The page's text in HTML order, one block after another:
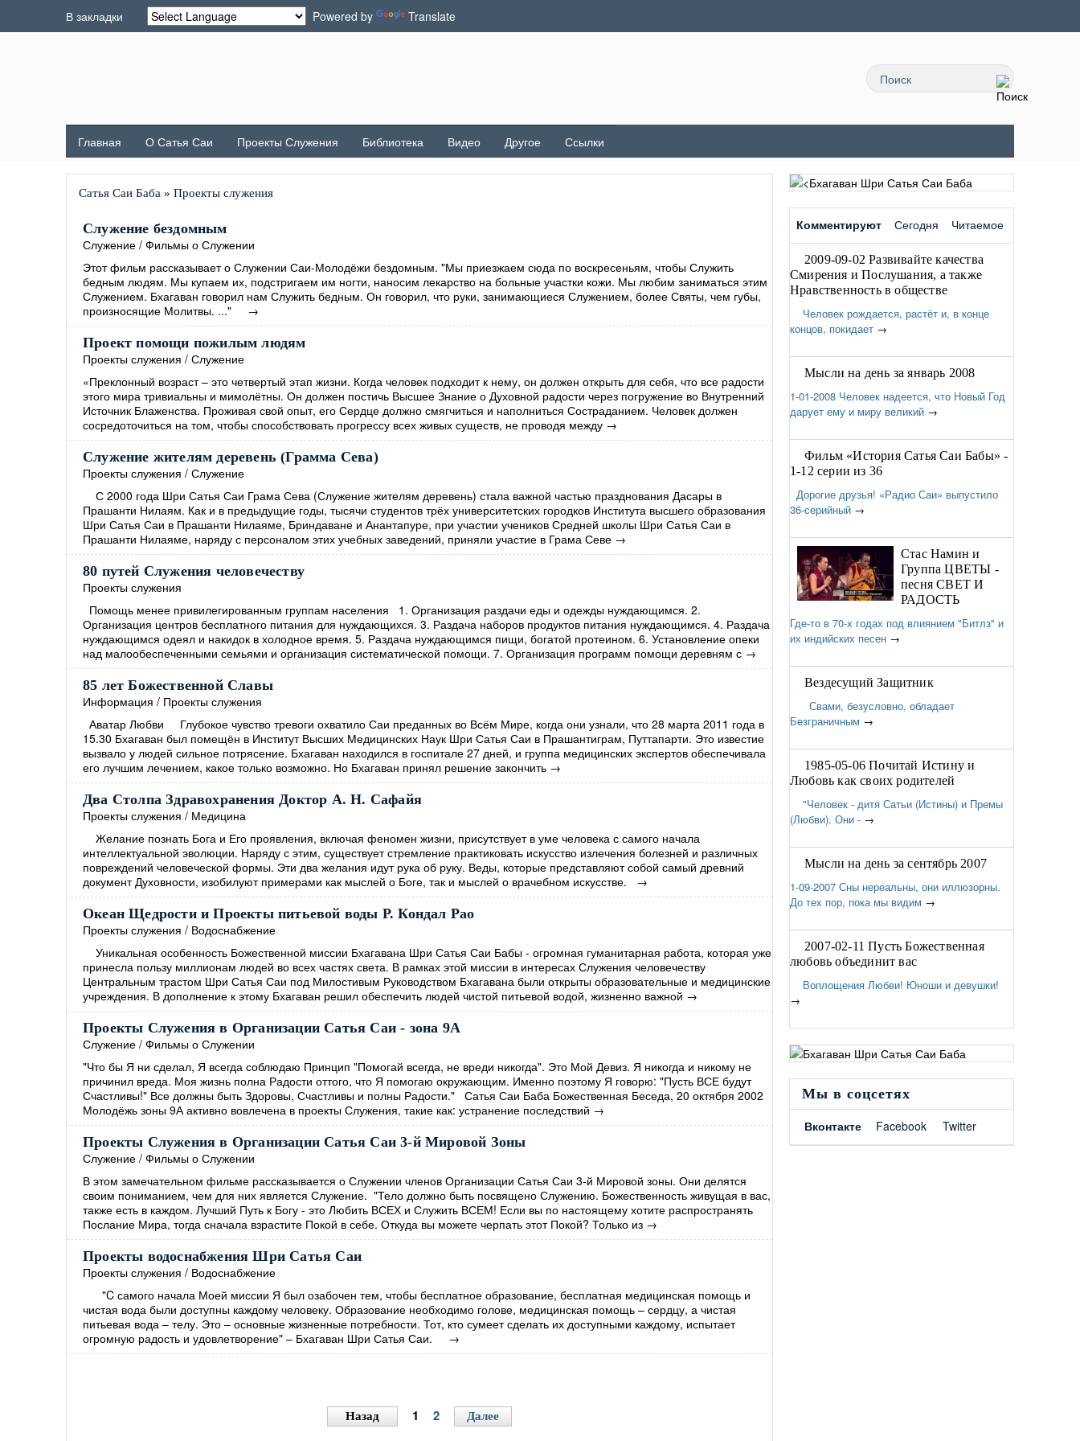
В закладки Powered by Translate
Главная О Сатья Саи Проекты Служения Библиотека Видео Другое Ссылки
Сатья Саи Баба » Проекты служения
Служение бездомным
Служение / Фильмы о Служении
Этот фильм рассказывает о Служении Саи-Молодёжи бездомным. "Мы приезжаем сюда по воскресеньям, чтобы Служить
бедным людям. Мы купаем их, подстригаем им ногти, наносим лекарство на больные участки кожи. Мы любим заниматься этим
Служением. Бхагаван говорил нам Служить бедным. Он говорил, что руки, занимающиеся Служением, более Святы, чем губы,
произносящие Молитвы. ..."
→
Проект помощи пожилым людям
Проекты служения / Служение
«Преклонный возраст – это четвертый этап жизни. Когда человек подходит к нему, он должен открыть для себя, что все радости
этого мира тривиальны и мимолётны. Он должен постичь Высшее Знание о Духовной радости через погружение во Внутренний
Источник Блаженства. Проживая свой опыт, его Сердце должно смягчиться и наполниться Состраданием. Человек должен
сосредоточиться на том, чтобы способствовать прогрессу всех живых существ, не проводя между →
Служение жителям деревень (Грамма Сева)
Проекты служения / Служение
С 2000 года Шри Сатья Саи Грама Сева (Служение жителям деревень) стала важной частью празднования Дасары в
Прашанти Нилаям. Как и в предыдущие годы, тысячи студентов трёх университетских городков Института высшего образования
Шри Сатья Саи в Прашанти Нилаяме, Бриндаване и Анантапуре, при участии учеников Средней школы Шри Сатья Саи в
Прашанти Нилаяме, наряду с персоналом этих учебных заведений, приняли участие в Грама Севе →
80 путей Служения человечеству
Проекты служения
Помощь менее привилегированным группам населения 1. Организация раздачи еды и одежды нуждающимся. 2.
Организация центров бесплатного питания для нуждающихся. 3. Раздача наборов продуктов питания нуждающимся. 4. Раздача
нуждающимся одеял и накидок в холодное время. 5. Раздача нуждающимся пищи, богатой протеином. 6. Установление опеки
над малообеспеченными семьями и организация систематической помощи. 7. Организация программ помощи деревням с →
85 лет Божественной Славы
Информация / Проекты служения
Аватар Любви Глубокое чувство тревоги охватило Саи преданных во Всём Мире, когда они узнали, что 28 марта 2011 года в
15.30 Бхагаван был помещён в Институт Высших Медицинских Наук Шри Сатья Саи в Прашантиграм, Путтапарти. Это известие
вызвало у людей сильное потрясение. Бхагаван находился в госпитале 27 дней, и группа медицинских экспертов обеспечивала
его лучшим лечением, какое только возможно. Но Бхагаван принял решение закончить →
Два Столпа Здравохранения Доктор А. Н. Сафайя
Проекты служения / Медицина
Желание познать Бога и Его проявления, включая феномен жизни, присутствует в уме человека с самого начала
интеллектуальной эволюции. Наряду с этим, существует стремление практиковать искусство излечения болезней и различных
повреждений человеческой формы. Эти два желания идут рука об руку. Веды, которые представляют собой самый древний
документ Духовности, изобилуют примерами как мыслей о Боге, так и мыслей о врачебном искусстве.
→
Океан Щедрости и Проекты питьевой воды Р. Кондал Рао
Проекты служения / Водоснабжение
Уникальная особенность Божественной миссии Бхагавана Шри Сатья Саи Бабы - огромная гуманитарная работа, которая уже
принесла пользу миллионам людей во всех частях света. В рамках этой миссии в интересах Служения человечеству
Центральным трастом Шри Сатья Саи под Милостивым Руководством Бхагавана были открыты образовательные и медицинские
учреждения. В дополнение к этому Бхагаван решил обеспечить людей чистой питьевой водой, жизненно важной →
Проекты Служения в Организации Сатья Саи - зона 9А
Служение / Фильмы о Служении
"Что бы Я ни сделал, Я всегда соблюдаю Принцип "Помогай всегда, не вреди никогда". Это Мой Девиз. Я никогда и никому не
причинил вреда. Моя жизнь полна Радости оттого, что Я помогаю окружающим. Именно поэтому Я говорю: "Пусть ВСЕ будут
Счастливы!" Все должны быть Здоровы, Счастливы и полны Радости." Сатья Саи Баба Божественная Беседа, 20 октября 2002
Молодёжь зоны 9А активно вовлечена в проекты Служения, такие как: устранение последствий →
Проекты Служения в Организации Сатья Саи 3-й Мировой Зоны
Служение / Фильмы о Служении
В этом замечательном фильме рассказывается о Служении членов Организации Сатья Саи 3-й Мировой зоны. Они делятся
своим пониманием, чем для них является Служение. "Тело должно быть посвящено Служению. Божественность живущая в вас,
также есть в каждом. Лучший Путь к Богу - это Любить ВСЕХ и Служить ВСЕМ! Если вы по настоящему хотите распространять
Послание Мира, тогда сначала взрастите Покой в себе. Откуда вы можете черпать этот Покой? Только из →
Проекты водоснабжения Шри Сатья Саи
Проекты служения / Водоснабжение
"C самого начала Моей миссии Я был озабочен тем, чтобы бесплатное образование, бесплатная медицинская помощь и
чистая вода были доступны каждому человеку. Образование необходимо голове, медицинская помощь – сердцу, а чистая
питьевая вода – телу. Это – основные жизненные потребности. Тот, кто сумеет сделать их доступными каждому, испытает
огромную радость и удовлетворение" – Бхагаван Шри Сатья Саи.
→
Назад 1 2 Далее
Комментируют Сегодня Читаемое
2009-09-02 Развивайте качества
Смирения и Послушания, а также
Нравственность в обществе
Человек рождается, растёт и, в конце
концов, покидает →
Мысли на день за январь 2008
1-01-2008 Человек надеется, что Новый Год
дарует ему и миру великий →
Фильм «История Сатья Саи Бабы» -
1-12 серии из 36
Дорогие друзья! «Радио Саи» выпустило
36-серийный →
Стас Намин и
Группа ЦВЕТЫ -
песня СВЕТ И
РАДОСТЬ
Где-то в 70-х годах под влиянием "Битлз" и
их индийских песен →
Вездесущий Защитник
Свами, безусловно, обладает
Безграничным →
1985-05-06 Почитай Истину и
Любовь как своих родителей
"Человек - дитя Сатьи (Истины) и Премы
(Любви). Они - →
Мысли на день за сентябрь 2007
1-09-2007 Сны нереальны, они иллюзорны.
До тех пор, пока мы видим →
2007-02-11 Пусть Божественная
любовь объединит вас
Воплощения Любви! Юноши и девушки!
→
Мы в соцсетях
Вконтакте
Facebook Twitter